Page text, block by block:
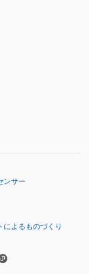
ンサー
によるものづくり